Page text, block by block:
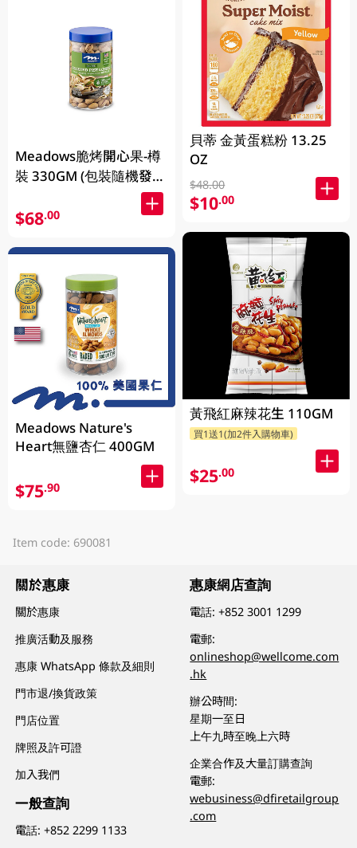
Meadows脆烤開心果-樽
裝 330GM (包裝隨機發
$68.00
Meadows Nature's
Heart無鹽杏仁 400GM
$75.90
貝蒂 金黃蛋糕粉 13.25
OZ
$48.00
$10.00
黃飛紅麻辣花生 110GM
買1送1(加2件入購物車)
$25.00
Item code: 690081
關於惠康
關於惠康
推廣活動及服務
惠康 WhatsApp 條款及細則
門市退/換貨政策
門店位置
牌照及許可證
加入我們
一般查詢
電話:+852 2299 1133
惠康網店查詢
電話:+852 3001 1299
電郵:
onlineshop@wellcome.com
.hk
辦公時間:
星期一至日
上午九時至晚上六時
企業合作及大量訂購查詢
電郵:
webusiness@dfiretailgroup
.com